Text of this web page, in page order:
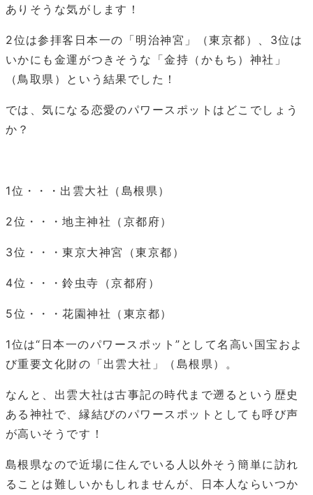
ありそうな気がします！
2位は参拝客日本一の「明治神宮」（東京都）、3位は
いかにも金運がつきそうな「金持（かもち）神社」
（鳥取県）という結果でした！
では、気になる恋愛のパワースポットはどこでしょう
か？
1位・・・出雲大社（島根県）
2位・・・地主神社（京都府）
3位・・・東京大神宮（東京都）
4位・・・鈴虫寺（京都府）
5位・・・花園神社（東京都）
1位は“日本一のパワースポット”として名高い国宝およ
び重要文化財の「出雲大社」（島根県）。
なんと、出雲大社は古事記の時代まで遡るという歴史
ある神社で、縁結びのパワースポットとしても呼び声
が高いそうです！
島根県なので近場に住んでいる人以外そう簡単に訪れ
ることは難しいかもしれませんが、日本人ならいつか